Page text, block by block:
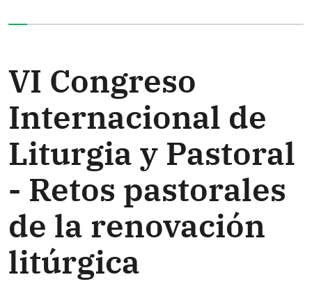
VI Congreso
Internacional de
Liturgia y Pastoral
- Retos pastorales
de la renovación
litúrgica